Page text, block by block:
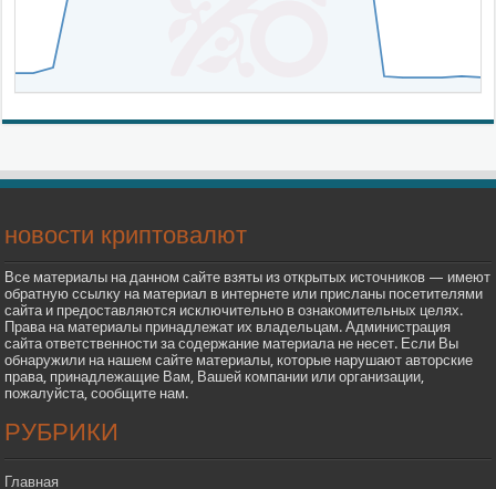
новости криптовалют
Все материалы на данном сайте взяты из открытых источников — имеют
обратную ссылку на материал в интернете или присланы посетителями
сайта и предоставляются исключительно в ознакомительных целях.
Права на материалы принадлежат их владельцам. Администрация
сайта ответственности за содержание материала не несет. Если Вы
обнаружили на нашем сайте материалы, которые нарушают авторские
права, принадлежащие Вам, Вашей компании или организации,
пожалуйста, сообщите нам.
РУБРИКИ
Главная